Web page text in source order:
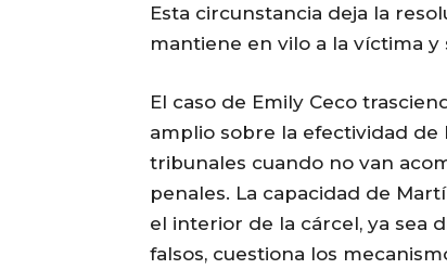
Esta circunstancia deja la
mantiene en vilo a la víctima y
El caso de Emily Ceco
amplio sobre la efectividad
tribunales cuando no van
penales. La capacidad de
el interior de la cárcel, ya sea
falsos, cuestiona los